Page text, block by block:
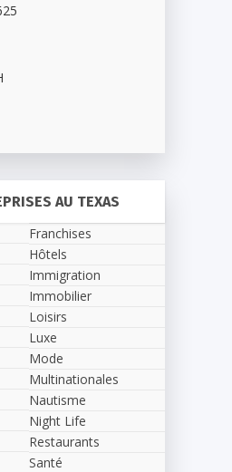
AU TEXAS
Franchises
Hôtels
Immigration
Immobilier
Loisirs
Luxe
Mode
Multinationales
Nautisme
Night Life
Restaurants
Santé